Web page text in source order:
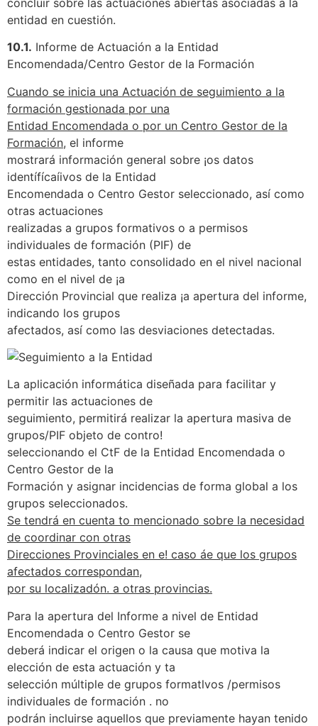
entidad en cuestión.
10.1. Informe de Actuación a la Entidad
Encomendada/Centro Gestor de la Formación
Cuando se inicia una Actuación de seguimiento a la
formación gestionada por una
Entidad Encomendada o por un Centro Gestor de la
Formación, el informe
mostrará información general sobre ¡os datos
identífícaíivos de la Entidad
Encomendada o Centro Gestor seleccionado, así como
otras actuaciones
realizadas a grupos formativos o a permisos
individuales de formación (PIF) de
estas entidades, tanto consolidado en el nivel nacional
como en el nivel de ¡a
Dirección Provincial que realiza ¡a apertura del informe,
indicando los grupos
afectados, así como las desviaciones detectadas.
La aplicación informática diseñada para facilitar y
permitir las actuaciones de
seguimiento, permitirá realizar la apertura masiva de
grupos/PIF objeto de contro!
seleccionando el CtF de la Entidad Encomendada o
Centro Gestor de la
Formación y asignar incidencias de forma global a los
grupos seleccionados.
Se tendrá en cuenta to mencionado sobre la necesidad
de coordinar con otras
Direcciones Provinciales en e! caso áe que los grupos
afectados correspondan,
por su localizadón. a otras provincias.
Para la apertura del Informe a nivel de Entidad
Encomendada o Centro Gestor se
deberá indicar el origen o la causa que motiva la
elección de esta actuación y ta
selección múltiple de grupos formatlvos /permisos
individuales de formación . no
podrán incluirse aquellos que previamente hayan tenido